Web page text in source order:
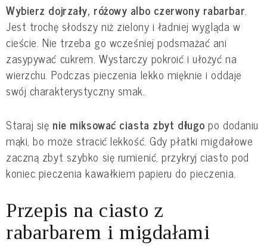
Wybierz dojrzały, różowy albo czerwony rabarbar.
Jest trochę słodszy niż zielony i ładniej wygląda w
cieście. Nie trzeba go wcześniej podsmażać ani
zasypywać cukrem. Wystarczy pokroić i ułożyć na
wierzchu. Podczas pieczenia lekko mięknie i oddaje
swój charakterystyczny smak.
Staraj się nie miksować ciasta zbyt długo po dodaniu
mąki, bo może stracić lekkość. Gdy płatki migdałowe
zaczną zbyt szybko się rumienić, przykryj ciasto pod
koniec pieczenia kawałkiem papieru do pieczenia.
Przepis na ciasto z
rabarbarem i migdałami